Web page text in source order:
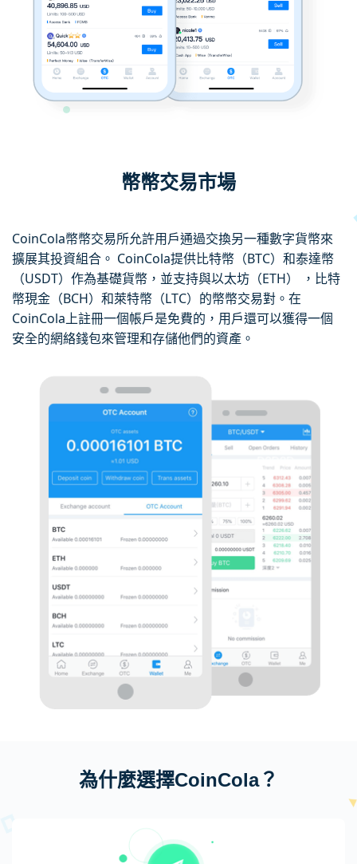
幣幣交易市場
CoinCola幣幣交易所允許用戶通過交換另一種數字貨幣來
擴展其投資組合。 CoinCola提供比特幣（BTC）和泰達幣
（USDT）作為基礎貨幣，並支持與以太坊（ETH） ，比特
幣現金（BCH）和萊特幣（LTC）的幣幣交易對。在
CoinCola上註冊一個帳戶是免費的，用戶還可以獲得一個
安全的網絡錢包來管理和存儲他們的資產。
為什麼選擇CoinCola？